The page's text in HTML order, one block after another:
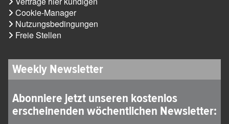
Cookie-Manager
Nutzungsbedingungen
Freie Stellen
Weekly Newsletter
Abonniere jetzt unseren kostenlos
erscheinenden wöchentlichen Newsletter: